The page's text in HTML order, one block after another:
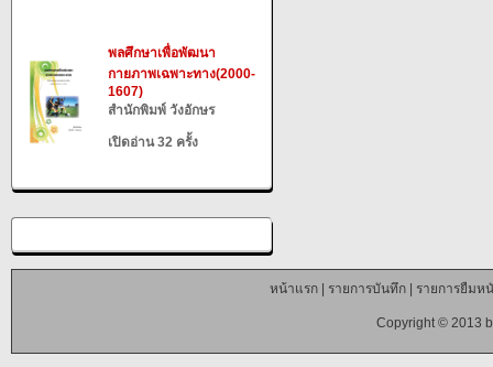
พลศึกษาเพื่อพัฒนา
กายภาพเฉพาะทาง(2000-
1607)
สำนักพิมพ์ วังอักษร
เปิดอ่าน 32 ครั้ง
หน้าแรก| รายการบันทึก| รายการยืมห
Copyright © 2013